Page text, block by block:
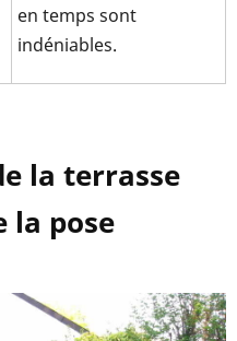
en temps sont
indéniables.
la terrasse
la pose